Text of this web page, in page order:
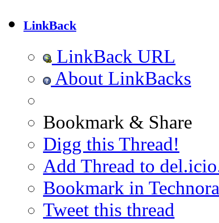
LinkBack
LinkBack URL
About LinkBacks
Bookmark & Share
Digg this Thread!
Add Thread to
Bookmark in
Tweet this thread